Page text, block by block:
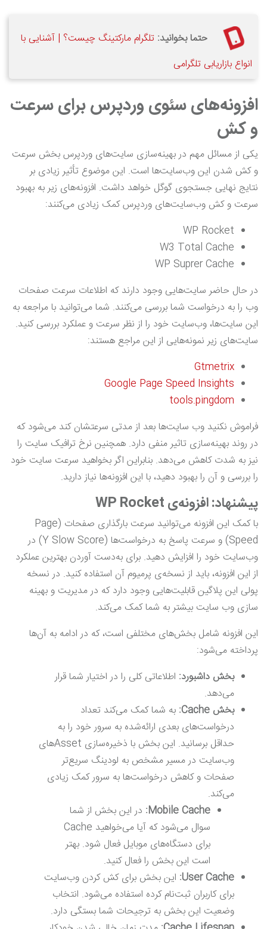
حتما بخوانید: تلگرام مارکتینگ چیست؟ | آشنایی با
انواع بازاریابی تلگرامی
افزونه‌های سئوی وردپرس برای سرعت
و کش
یکی از مسائل مهم در بهینه‌سازی سایت‌های وردپرس بخش سرعت
و کش شدن این وب‌سایت‌ها است. این موضوع تأثیر زیادی بر
نتایج نهایی جستجوی گوگل خواهد داشت. افزونه‌های زیر به بهبود
سرعت و کش وب‌سایت‌های وردپرس کمک زیادی می‌کنند:
WP Rocket
W3 Total Cache
WP Suprer Cache
در حال حاضر سایت‌هایی وجود دارند که اطلاعات سرعت صفحات
وب را به درخواست شما بررسی می‌کنند. شما می‌توانید با مراجعه به
این سایت‌ها، وب‌سایت خود را از نظر سرعت و عملکرد بررسی کنید.
سایت‌های زیر نمونه‌هایی از این مراجع هستند:
Gtmetrix
Google Page Speed Insights
tools.pingdom
فراموش نکنید وب سایت‌ها بعد از مدتی سرعتشان کند می‌شود که
در روند بهینه‌سازی تاثیر منفی دارد. همچنین نرخ ترافیک سایت را
نیز به شدت کاهش می‌دهد. بنابراین اگر بخواهید سرعت سایت خود
را بررسی و آن را بهبود دهید، با این افزونه‌ها نیاز دارید.
پیشنهاد: افزونه‌ی WP Rocket
با کمک این افزونه می‌توانید سرعت بارگذاری صفحات (Page
Speed) و سرعت پاسخ به درخواست‌ها (Y Slow Score) در
وب‌سایت خود را افزایش دهید. برای به‌دست آوردن بهترین عملکرد
از این افزونه، باید از نسخه‌ی پرمیوم آن استفاده کنید. در نسخه
پولی این پلاگین قابلیت‌هایی وجود دارد که در مدیریت و بهینه
سازی وب سایت بیشتر به شما کمک می‌کند.
این افزونه شامل بخش‌های مختلفی است، که در ادامه به آن‌ها
پرداخته می‌شود:
بخش داشبورد: اطلاعاتی کلی را در اختیار شما قرار
می‌دهد.
بخش Cache:
به شما کمک می‌کند تعداد
درخواست‌های بعدی ارائه‌شده به سرور خود را به
حداقل برسانید. این بخش با ذخیره‌سازی Asset‌های
وب‌سایت در مسیر مشخص به لودینگ سریع‌تر
صفحات و کاهش درخواست‌ها به سرور کمک زیادی
می‌کند.
Mobile Cache: در این بخش از شما
سوال می‌شود که آیا می‌خواهید Cache
برای دستگاه‌های موبایل فعال شود. بهتر
است این بخش را فعال کنید.
User Cache: این بخش برای کش کردن وب‌سایت
برای کاربران ثبت‌نام کرده استفاده می‌شود. انتخاب
وضعیت این بخش به ترجیحات شما بستگی دارد.